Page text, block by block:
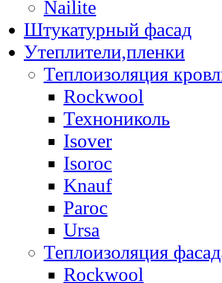
Nailite
Штукатурный фасад
Утеплители,пленки
Теплоизоляция
Rockwool
Технониколь
Isover
Isoroc
Knauf
Paroc
Ursa
Теплоизоляция
Rockwool